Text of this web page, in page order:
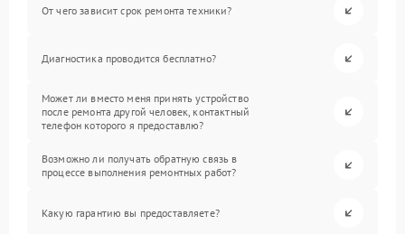
От чего зависит срок ремонта техники?
Диагностика проводится бесплатно?
Может ли вместо меня принять устройство
после ремонта другой человек, контактный
телефон которого я предоставлю?
Возможно ли получать обратную связь в
процессе выполнения ремонтных работ?
Какую гарантию вы предоставляете?